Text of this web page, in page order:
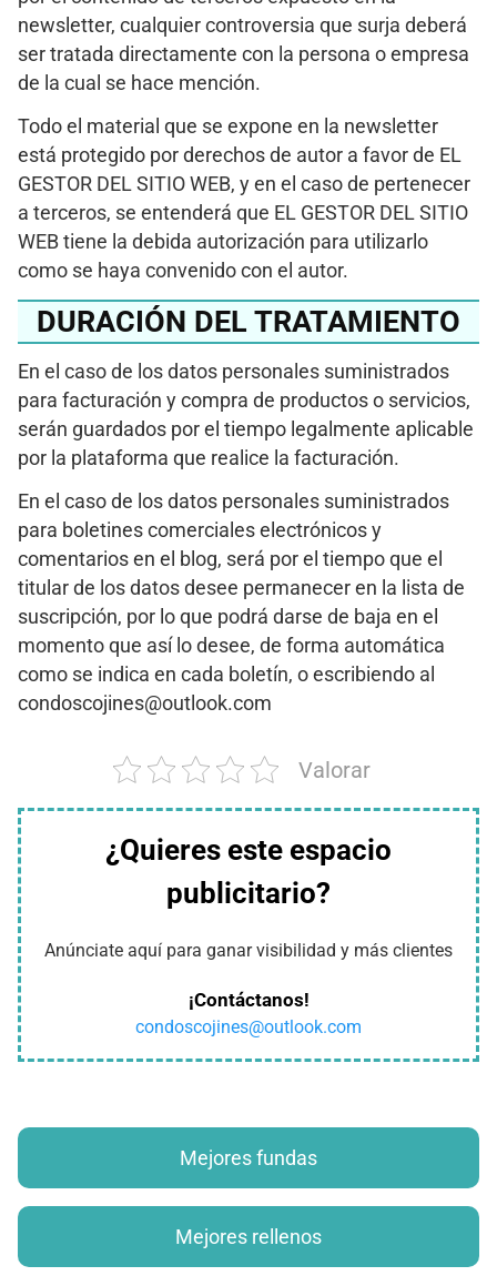
newsletter, cualquier controversia que surja deberá
ser tratada directamente con la persona o empresa
de la cual se hace mención.
Todo el material que se expone en la newsletter
está protegido por derechos de autor a favor de EL
GESTOR DEL SITIO WEB, y en el caso de pertenecer
a terceros, se entenderá que EL GESTOR DEL SITIO
WEB tiene la debida autorización para utilizarlo
como se haya convenido con el autor.
DURACIÓN DEL TRATAMIENTO
En el caso de los datos personales suministrados
para facturación y compra de productos o servicios,
serán guardados por el tiempo legalmente aplicable
por la plataforma que realice la facturación.
En el caso de los datos personales suministrados
para boletines comerciales electrónicos y
comentarios en el blog, será por el tiempo que el
titular de los datos desee permanecer en la lista de
suscripción, por lo que podrá darse de baja en el
momento que así lo desee, de forma automática
como se indica en cada boletín, o escribiendo al
condoscojines@outlook.com
Valorar
¿Quieres este espacio
publicitario?
Anúnciate aquí para ganar visibilidad y más clientes
¡Contáctanos!
condoscojines@outlook.com
Mejores fundas
Mejores rellenos